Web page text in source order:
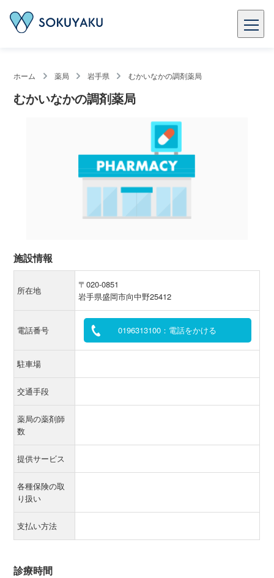
ホーム 薬局 岩手県 むかいなかの調剤薬局
むかいなかの調剤薬局
施設情報
所在地
〒020-0851
岩手県盛岡市向中野25412
電話番号 0196313100：電話をかける
駐車場
交通手段
薬局の薬剤師
数
提供サービス
各種保険の取
り扱い
支払い方法
診療時間